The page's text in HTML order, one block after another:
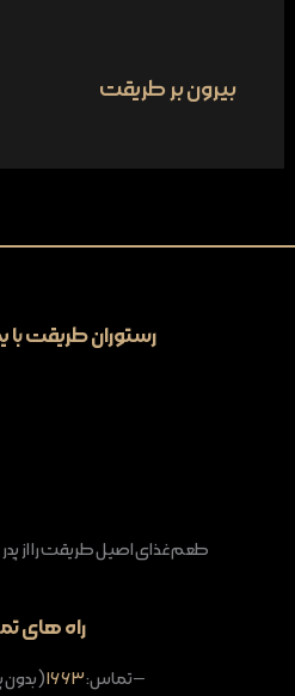
بیرون بر طریقت
رستوران طریقت با
طعم غذای اصیل طریقت را از
راه های
– تماس:۱۶۶۳